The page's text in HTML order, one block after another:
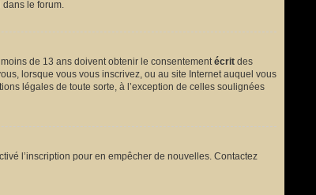
le forum.
de 13 ans doivent obtenir le consentementécrit des
lorsque vous vous inscrivez, ou au site Internet auquel vous
légales de toute sorte, à l’exception de celles soulignées
l’inscription pour en empêcher de nouvelles. Contactez